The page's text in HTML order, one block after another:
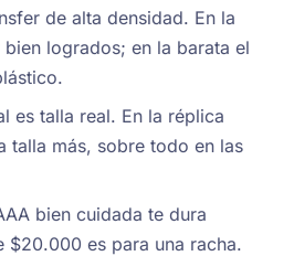
de alta densidad. En la
bien logrados; en la barata el
es talla real. En la réplica
talla más, sobre todo en las
bien cuidada te dura
$20.000 es para una racha.